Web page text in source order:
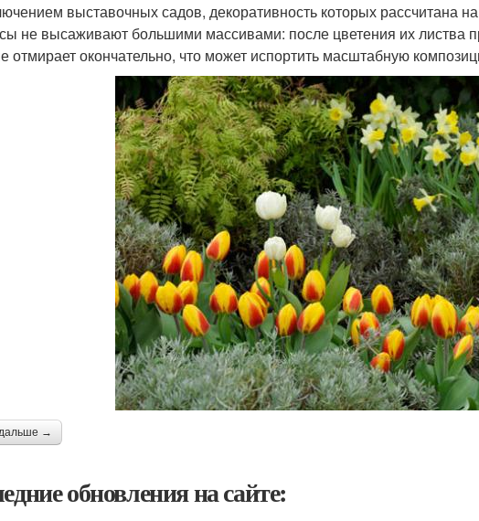
выставочных садов, декоративность которых рассчитана
не высаживают большими массивами: после цветения их листва
отмирает окончательно, что может испортить масштабную
→
обновления на сайте: